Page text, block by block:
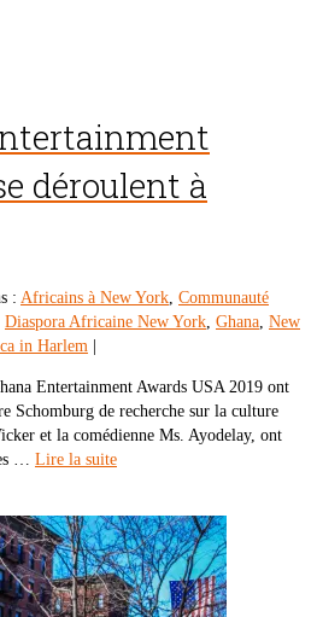
déroulent à
: Africains à New York, Communauté
Diaspora Africaine New York, Ghana, New
in Harlem
Entertainment Awards USA 2019 ont
Schomburg de recherche sur la culture
et la comédienne Ms. Ayodelay, ont
… Lire la suite